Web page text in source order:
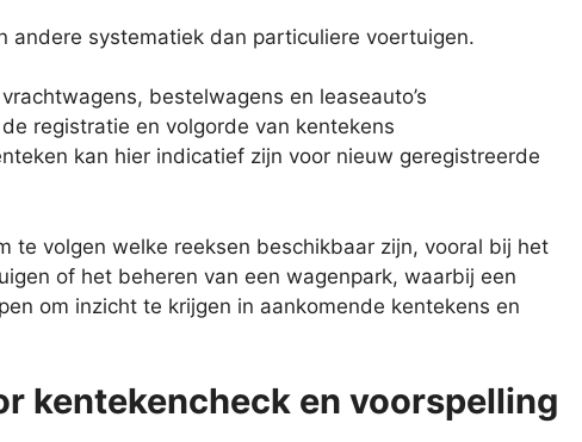
andere systematiek dan particuliere voertuigen.
bestelwagens en leaseauto’s
registratie en volgorde van kentekens
kan hier indicatief zijn voor nieuw geregistreerde
te volgen welke reeksen beschikbaar zijn, vooral bij het
of het beheren van een wagenpark, waarbij een
om inzicht te krijgen in aankomende kentekens en
kentekencheck en voorspelling